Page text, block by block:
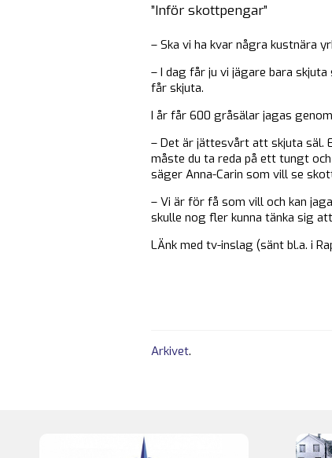
”Inför skottpengar”
– Ska vi ha kvar några kustnära
– I dag får ju vi jägare bara
får skjuta.
I år får 600 gråsälar jagas
– Det är jättesvårt att skjuta säl.
måste du ta reda på ett tungt
säger Anna-Carin som vill se
– Vi är för få som vill och kan
skulle nog fler kunna tänka sig
LÄnk med tv-inslag (sänt bl.a. i
Arkivet.